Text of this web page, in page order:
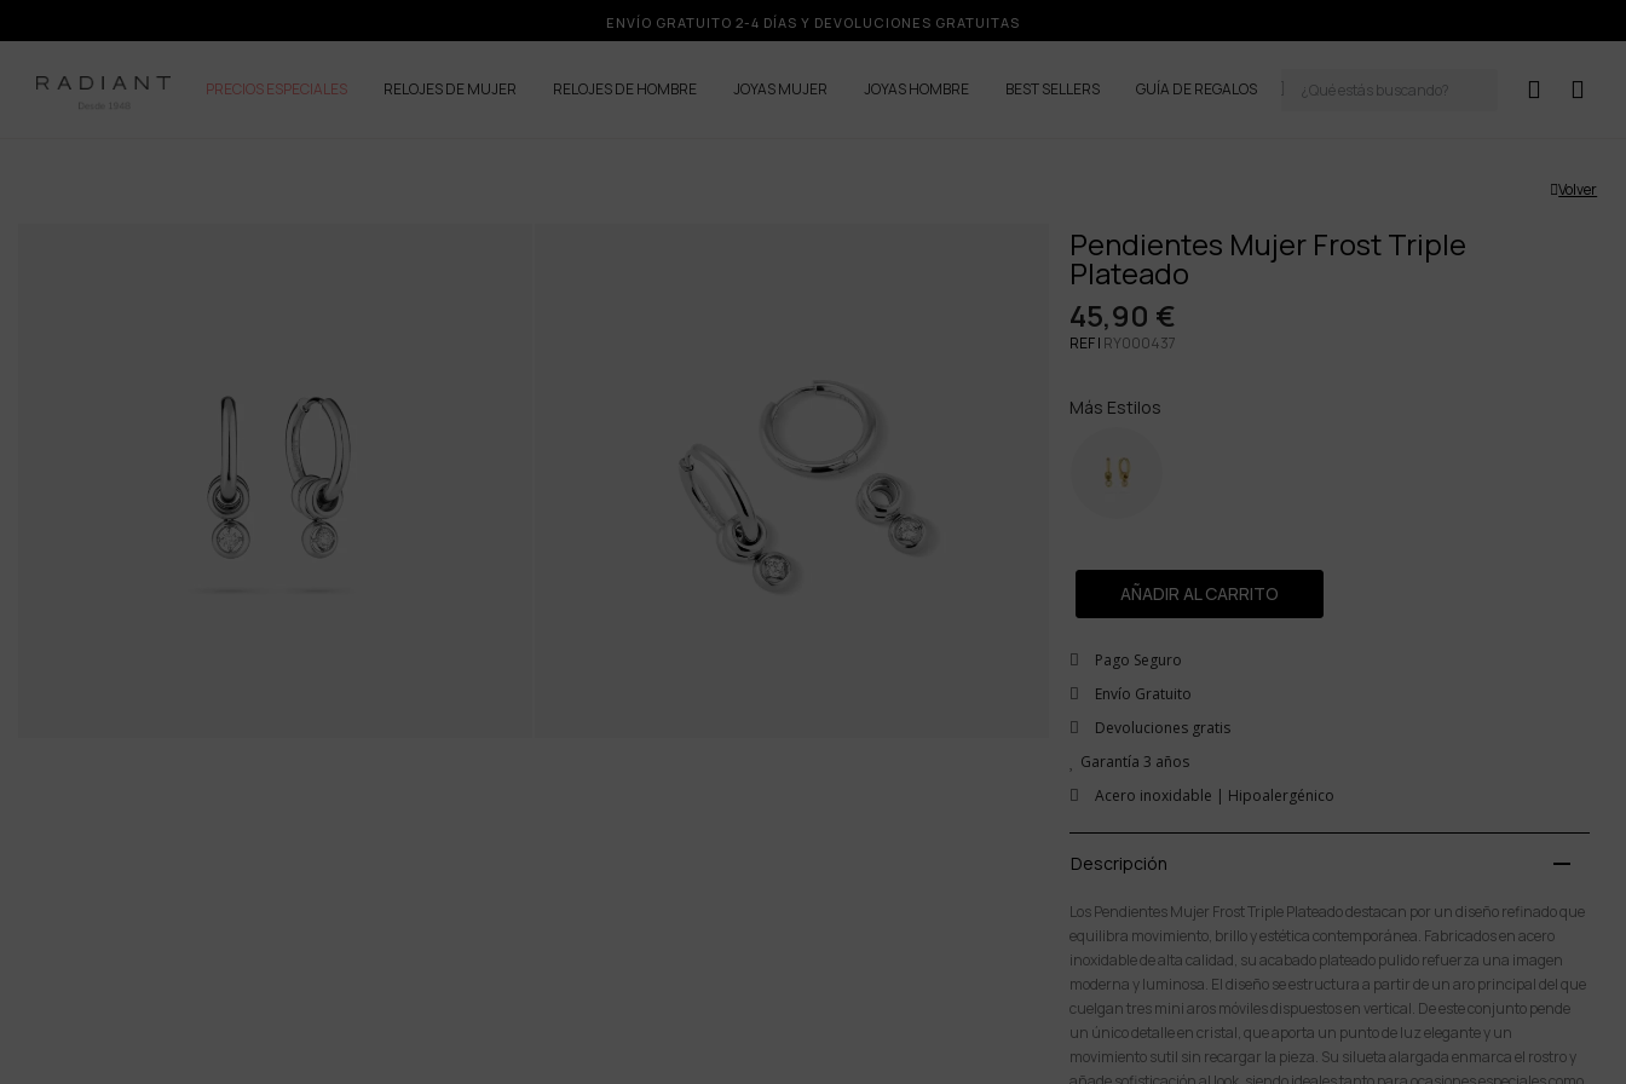
ENVÍO GRATUITO 2-4 DÍAS Y DEVOLUCIONES GRATUITAS
PRECIOS ESPECIALES RELOJES DE MUJER RELOJES DE HOMBRE JOYAS MUJER JOYAS HOMBRE BEST SELLERS GUÍA DE REGALOS
Volver
Pendientes Mujer Frost Triple
Plateado
45,90 €
REF | RY000437
Más Estilos
AÑADIR AL CARRITO
Pago Seguro
Envío Gratuito
Devoluciones gratis
Garantía 3 años
Acero inoxidable | Hipoalergénico
remove
Descripción
Los Pendientes Mujer Frost Triple Plateado destacan por un diseño refinado que
equilibra movimiento, brillo y estética contemporánea. Fabricados en acero
inoxidable de alta calidad, su acabado plateado pulido refuerza una imagen
moderna y luminosa. El diseño se estructura a partir de un aro principal del que
cuelgan tres mini aros móviles dispuestos en vertical. De este conjunto pende
un único detalle en cristal, que aporta un punto de luz elegante y un
movimiento sutil sin recargar la pieza. Su silueta alargada enmarca el rostro y